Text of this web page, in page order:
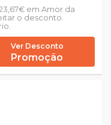
em Amor da
o desconto.
Ver Desconto
Promoção